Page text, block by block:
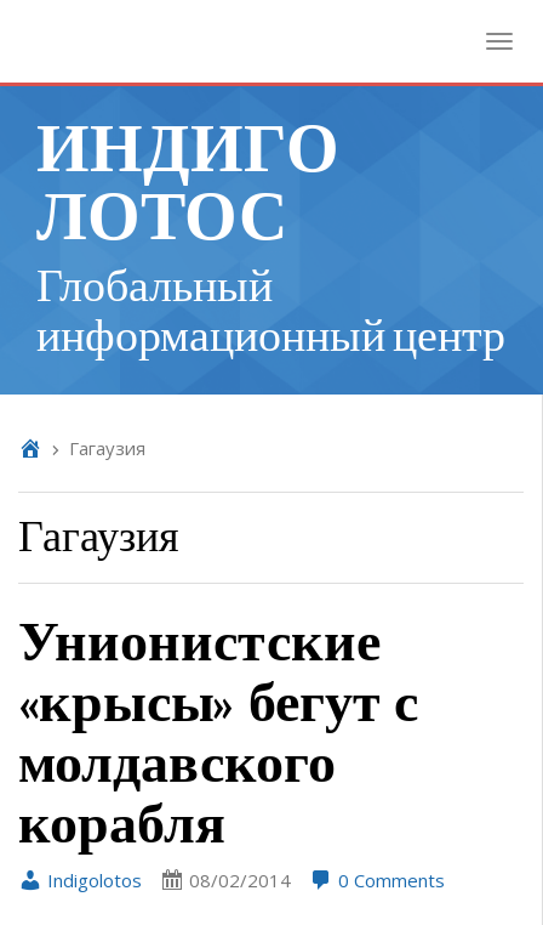
ИНДИГО
ЛОТОС
Глобальный
информационный центр
Гагаузия
Гагаузия
Унионистские
«крысы» бегут с
молдавского
корабля
Indigolotos 08/02/2014 0 Comments